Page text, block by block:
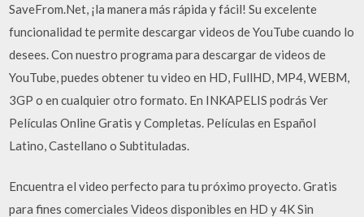
SaveFrom.Net, ¡la manera más rápida y fácil! Su excelente
funcionalidad te permite descargar videos de YouTube cuando lo
desees. Con nuestro programa para descargar de videos de
YouTube, puedes obtener tu video en HD, FullHD, MP4, WEBM,
3GP o en cualquier otro formato. En INKAPELIS podrás Ver
Películas Online Gratis y Completas. Películas en Español
Latino, Castellano o Subtituladas.
Encuentra el video perfecto para tu próximo proyecto. Gratis
para fines comerciales Videos disponibles en HD y 4K Sin